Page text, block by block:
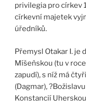
privilegia pro církev
církevní majetek
úředníků.
Přemysl Otakar I. je
Míšeňskou (tu v
zapudí), s níž má
(Dagmar),
Konstancií